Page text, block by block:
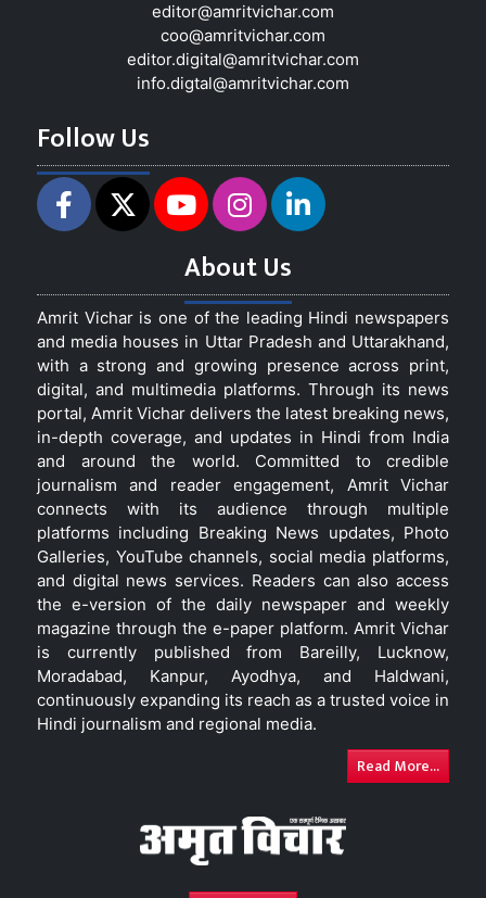
editor@amritvichar.com
coo@amritvichar.com
editor.digital@amritvichar.com
info.digtal@amritvichar.com
Follow Us
About Us
Amrit Vichar is one of the leading Hindi newspapers
and media houses in Uttar Pradesh and Uttarakhand,
with a strong and growing presence across print,
digital, and multimedia platforms. Through its news
portal, Amrit Vichar delivers the latest breaking news,
in-depth coverage, and updates in Hindi from India
and around the world. Committed to credible
journalism and reader engagement, Amrit Vichar
connects with its audience through multiple
platforms including Breaking News updates, Photo
Galleries, YouTube channels, social media platforms,
and digital news services. Readers can also access
the e-version of the daily newspaper and weekly
magazine through the e-paper platform. Amrit Vichar
is currently published from Bareilly, Lucknow,
Moradabad, Kanpur, Ayodhya, and Haldwani,
continuously expanding its reach as a trusted voice in
Hindi journalism and regional media.
Read More...